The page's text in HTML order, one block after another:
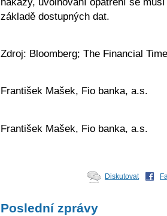
základě dostupných dat.
Zdroj: Bloomberg; The Financial
František Mašek, Fio banka, a.s.
František Mašek, Fio banka, a.s.
Diskutovat
Poslední zprávy